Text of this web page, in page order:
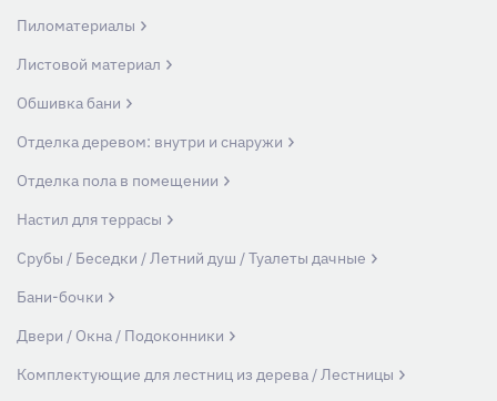
Пиломатериалы
Листовой материал
Обшивка бани
Отделка деревом: внутри и снаружи
Отделка пола в помещении
Настил для террасы
Срубы / Беседки / Летний душ / Туалеты дачные
Бани-бочки
Двери / Окна / Подоконники
Комплектующие для лестниц из дерева / Лестницы